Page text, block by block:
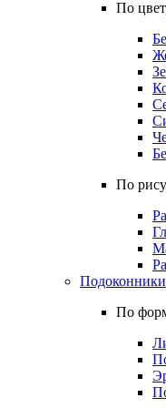
По
По
Подоконники
По